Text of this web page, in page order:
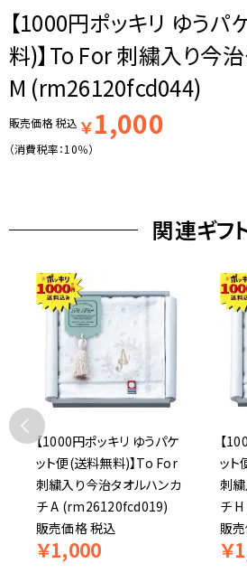
【1000円ポッキリ ゆうパ
料)】To For 刺繍入り今
M (rm26120fcd044)
販売価格税込 ￥1,000
（消費税率：10％）
関連ギフ
【1000円ポッキリ ゆうパケ
ット便(送料無料)】To For
刺繍入り今治タオルハンカ
チ A (rm26120fcd019)
販売価格税込
￥1,000
【
ッ
刺
チ
販
￥